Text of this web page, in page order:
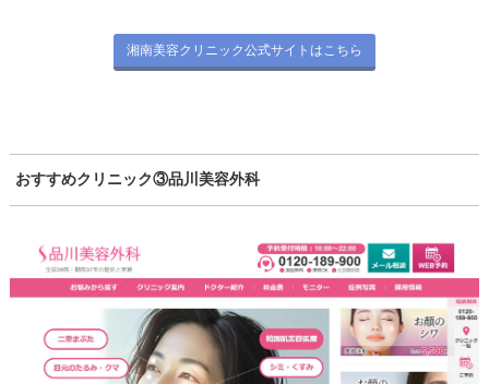
湘南美容クリニック公式サイトはこちら
おすすめクリニック③品川美容外科